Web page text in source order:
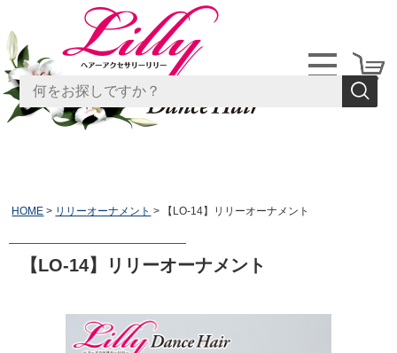
HOME リリーオーナメント 【LO-14】リリーオーナメント
【LO-14】リリーオーナメント